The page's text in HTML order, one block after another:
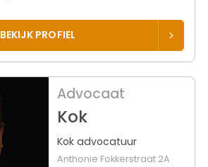
BEKIJK PROFIEL
Advocaat
Kok
Kok advocatuur
Anthonie Fokkerstraat 2A